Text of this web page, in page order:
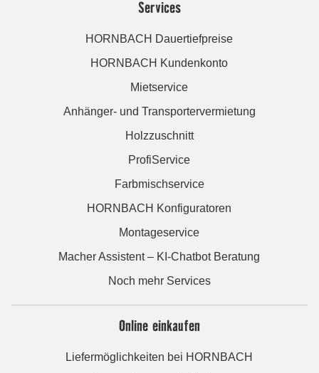
Services
HORNBACH Dauertiefpreise
HORNBACH Kundenkonto
Mietservice
Anhänger- und Transportervermietung
Holzzuschnitt
ProfiService
Farbmischservice
HORNBACH Konfiguratoren
Montageservice
Macher Assistent – KI-Chatbot Beratung
Noch mehr Services
Online einkaufen
Liefermöglichkeiten bei HORNBACH